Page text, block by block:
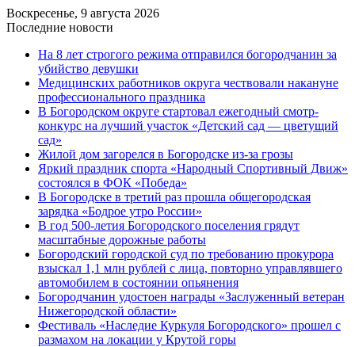
Воскресенье, 9 августа 2026
Последние новости
На 8 лет строгого режима отправился богородчанин за
убийство девушки
Медицинских работников округа чествовали накануне
профессионального праздника
В Богородском округе стартовал ежегодный смотр-
конкурс на лучший участок «Детский сад — цветущий
сад»
Жилой дом загорелся в Богородске из-за грозы
Яркий праздник спорта «Народный Спортивный Движ»
состоялся в ФОК «Победа»
В Богородске в третий раз прошла общегородская
зарядка «Бодрое утро России»
В год 500-летия Богородского поселения грядут
масштабные дорожные работы
️Богородский городской суд по требованию прокурора
взыскал 1,1 млн рублей с лица, повторно управлявшего
автомобилем в состоянии опьянения
Богородчанин удостоен награды «Заслуженный ветеран
Нижегородской области»
Фестиваль «Наследие Куркуля Богородского» прошел с
размахом на локации у Крутой горы